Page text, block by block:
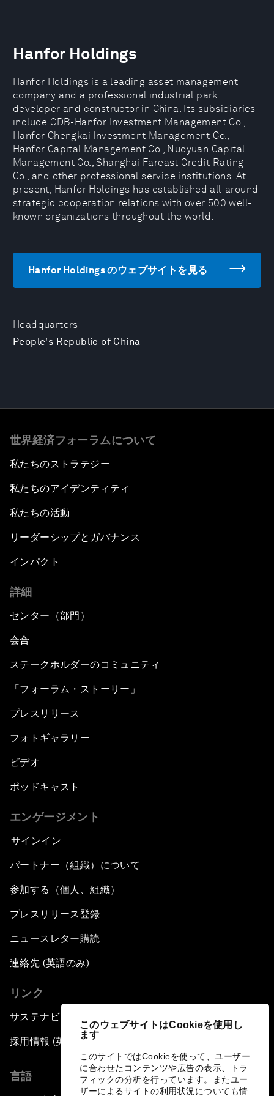
このウェブサイトはCookieを使用し
ます
このサイトではCookieを使って、ユーザー
に合わせたコンテンツや広告の表示、トラ
フィックの分析を行っています。またユー
ザーによるサイトの利用状況についても情
Headquarters
People's Republic of China
Hanfor Holdings
Hanfor Holdings is a leading asset management
company and a professional industrial park
developer and constructor in China. Its subsidiaries
include CDB-Hanfor Investment Management Co.,
Hanfor Chengkai Investment Management Co.,
Hanfor Capital Management Co., Nuoyuan Capital
Management Co., Shanghai Fareast Credit Rating
Co., and other professional service institutions. At
present, Hanfor Holdings has established all-around
strategic cooperation relations with over 500 well-
known organizations throughout the world.
Hanfor Holdings のウェブサイトを見る
世界経済フォーラムについて
私たちのストラテジー
私たちのアイデンティティ
私たちの活動
リーダーシップとガバナンス
インパクト
詳細
センター（部門）
会合
ステークホルダーのコミュニティ
「フォーラム・ストーリー」
プレスリリース
フォトギャラリー
ビデオ
ポッドキャスト
エンゲージメント
サインイン
パートナー（組織）について
参加する（個人、組織）
プレスリリース登録
ニュースレター購読
連絡先 (英語のみ)
リンク
サステナビリティへの取り組み
採用情報 (英語のみ)
言語